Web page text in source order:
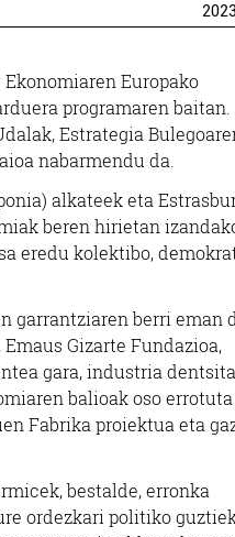
2023
Europako
programaren baitan.
Estrategia
nabarmendu da.
alkateek eta
beren hirietan
eredu kolektibo,
garrantziaren berri eman
Gizarte Fundazioa,
gara, industria
balioak oso errotuta
Fabrika proiektua eta
bestalde, erronka
ordezkari politiko